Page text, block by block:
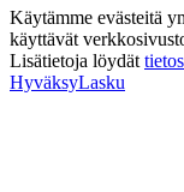
Käytämme evästeitä
käyttävät
Lisätietoja löydät
HyväksyLasku